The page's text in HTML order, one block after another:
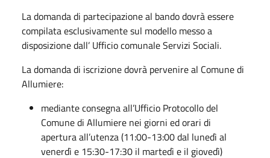
La domanda di partecipazione al bando dovrà essere
compilata esclusivamente sul modello messo a
disposizione dall’ Ufficio comunale Servizi Sociali.
La domanda di iscrizione dovrà pervenire al Comune di
Allumiere:
mediante consegna all’Ufficio Protocollo del
Comune di Allumiere nei giorni ed orari di
apertura all’utenza (11:00-13:00 dal lunedì al
venerdì e 15:30-17:30 il martedì e il giovedì)